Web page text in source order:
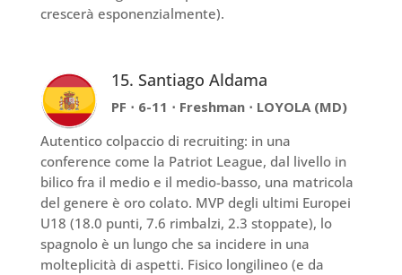
crescerà esponenzialmente).
15. Santiago Aldama
PF ⋅ 6-11 ⋅ Freshman ⋅ LOYOLA (MD)
Autentico colpaccio di recruiting: in una
conference come la Patriot League, dal livello in
bilico fra il medio e il medio-basso, una matricola
del genere è oro colato. MVP degli ultimi Europei
U18 (18.0 punti, 7.6 rimbalzi, 2.3 stoppate), lo
spagnolo è un lungo che sa incidere in una
molteplicità di aspetti. Fisico longilineo (e da